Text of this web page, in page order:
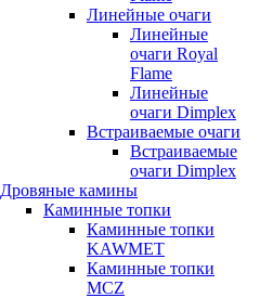
Линейные очаги
Линейные
очаги Royal
Flame
Линейные
очаги Dimplex
Встраиваемые очаги
Встраиваемые
очаги Dimplex
Дровяные камины
Каминные топки
Каминные топки
KAWMET
Каминные топки
MCZ